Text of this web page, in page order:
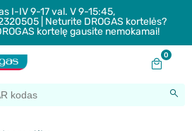
I-IV 9-17 val. V 9-15:45,
| Neturite DROGAS kortelės?
kortelę gausite nemokamai!
0